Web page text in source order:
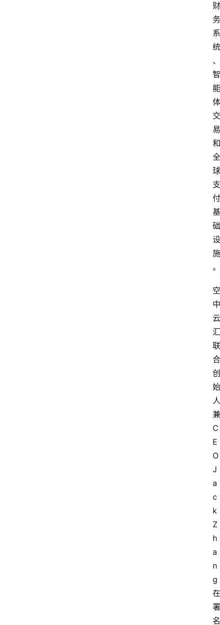
财
务
系
统
、
智
能
体
交
易
和
全
球
支
付
基
础
设
施
。
空
中
云
汇
联
合
创
始
人
兼
C
E
O
J
a
c
k
Z
h
a
n
g
在
署
名